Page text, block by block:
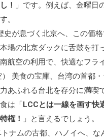
！
」です。例えば、金曜日
。
史が息づく北京へ、この価
場の北京ダックに舌鼓を打
航空の利用で、快適なフラ
） 美食の宝庫、台湾の首都
ふれる台北を存分に満喫
は「LCCとは一線を画す快
権！
」と言えるでしょう。
トナムの古都、ハノイへ、